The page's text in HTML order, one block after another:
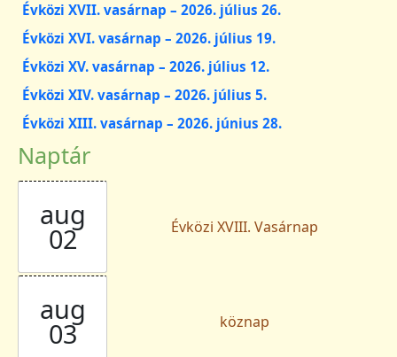
Évközi XVII. vasárnap – 2026. július 26.
Évközi XVI. vasárnap – 2026. július 19.
Évközi XV. vasárnap – 2026. július 12.
Évközi XIV. vasárnap – 2026. július 5.
Évközi XIII. vasárnap – 2026. június 28.
Naptár
aug
02 Évközi XVIII. Vasárnap
aug
03 köznap